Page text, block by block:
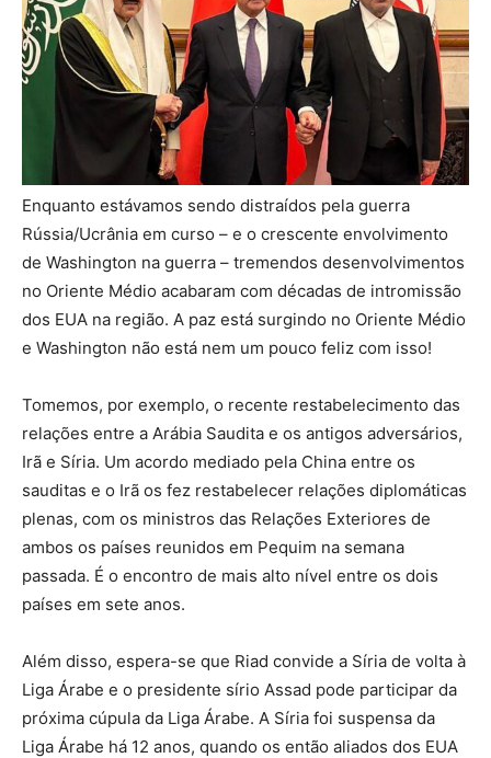
Enquanto estávamos sendo distraídos pela guerra
Rússia/Ucrânia em curso – e o crescente envolvimento
de Washington na guerra – tremendos desenvolvimentos
no Oriente Médio acabaram com décadas de intromissão
dos EUA na região. A paz está surgindo no Oriente Médio
e Washington não está nem um pouco feliz com isso!
Tomemos, por exemplo, o recente restabelecimento das
relações entre a Arábia Saudita e os antigos adversários,
Irã e Síria. Um acordo mediado pela China entre os
sauditas e o Irã os fez restabelecer relações diplomáticas
plenas, com os ministros das Relações Exteriores de
ambos os países reunidos em Pequim na semana
passada. É o encontro de mais alto nível entre os dois
países em sete anos.
Além disso, espera-se que Riad convide a Síria de volta à
Liga Árabe e o presidente sírio Assad pode participar da
próxima cúpula da Liga Árabe. A Síria foi suspensa da
Liga Árabe há 12 anos, quando os então aliados dos EUA